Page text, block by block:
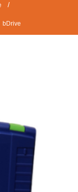
/
bDrive